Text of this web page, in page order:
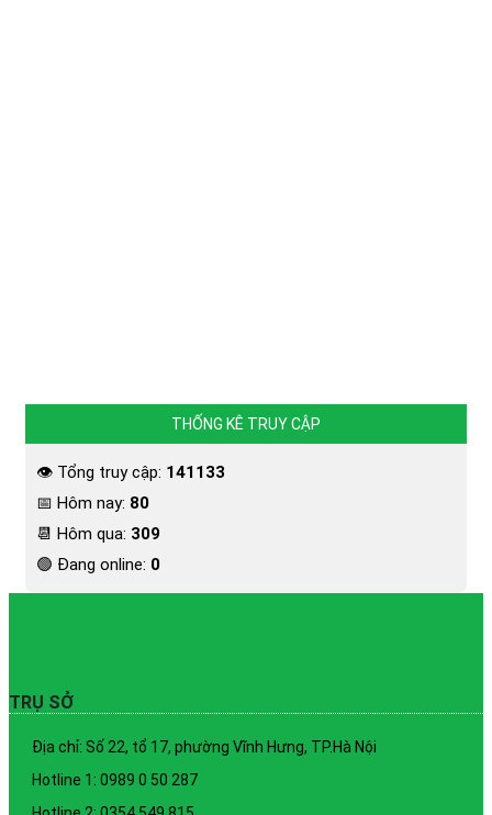
THỐNG KÊ TRUY CẬP
👁 Tổng truy cập: 141133
📅 Hôm nay: 80
📆 Hôm qua: 309
🟢 Đang online: 0
TRỤ SỞ
Địa chỉ: Số 22, tổ 17, phường Vĩnh Hưng, TP.Hà Nội
Hotline 1: 0989 0 50 287